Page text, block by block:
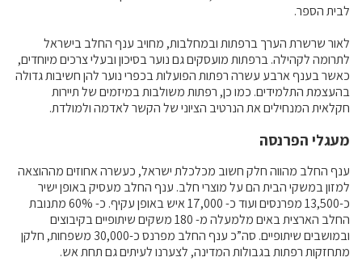
מתכוניםלבית הספר.
לאור שרשרת הערך ברפתות ובמחלבות, מחויב ענף החלב בישראל
לתרומה לקהילה. ברפתות מועסקים גם נוער בסיכון ובעלי צרכים מיוחדים,
כאשר בענף ארבע עשרה רפתות הפועלות בכפרי נוער להן חשיבות גדולה
בהעצמת התלמידים. כמו כן, רפתות משולבות במיזמים של תיירות
חקלאית המנחילים את הנרטיב הציוני של הקשר לאדמה ולמולדת.
מעגלי הפרנסה
ענף החלב מהווה חלק חשוב מכלכלת ישראל, כעשרה אחוזים מההוצאה
למזון במשקי הבית הם על מוצרי חלב. ענף החלב מעסיק באופן ישיר
כ-13,500 מפרנסים ועוד כ- 17,000 איש באופן עקיף. כ- 60% מתנובת
החלב הארצית באים מלמעלה מ- 180 משקים שיתופיים בקיבוצים
ובמושבים שיתופיים. סה”כ ענף החלב מפרנס כ-30,000 משפחות, חלקן
מתחזקות רפתות בגבולות המדינה, לצערנו לעיתים גם תחת אש.